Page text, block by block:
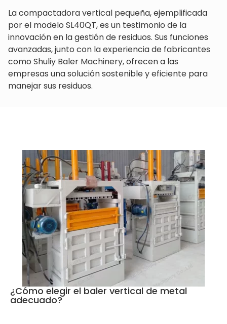
La compactadora vertical pequeña, ejemplificada
por el modelo SL40QT, es un testimonio de la
innovación en la gestión de residuos. Sus funciones
avanzadas, junto con la experiencia de fabricantes
como Shuliy Baler Machinery, ofrecen a las
empresas una solución sostenible y eficiente para
manejar sus residuos.
¿Cómo elegir el baler vertical de metal
adecuado?